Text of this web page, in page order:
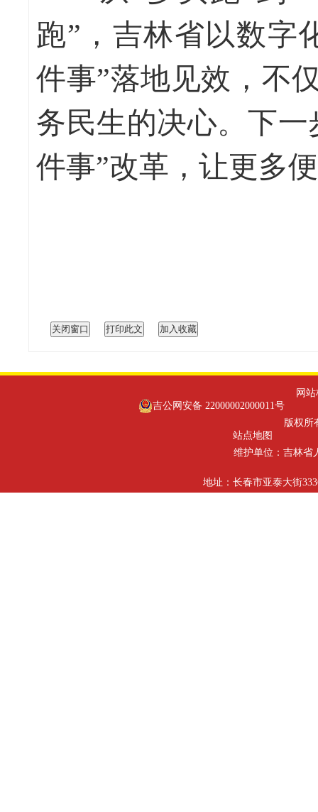
跑”，吉林省以数字
件事”落地见效，不
务民生的决心。下
件事”改革，让更多
吉公网安备 22000002000011号 网
站点地图
版权
维护单位：吉林
地址：长春市亚泰大街